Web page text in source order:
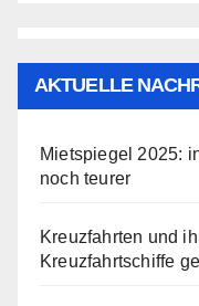
AKTUELLE
Mietspiegel 2025:
noch teurer
Kreuzfahrten und
Kreuzfahrtschiffe